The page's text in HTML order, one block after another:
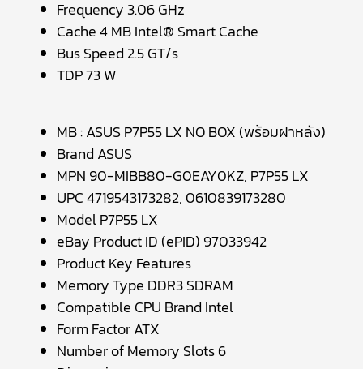
Frequency 3.06 GHz
Cache 4 MB Intel® Smart Cache
Bus Speed 2.5 GT/s
TDP 73 W
MB : ASUS P7P55 LX NO BOX (พร้อมฝาหลัง)
Brand ASUS
MPN 90-MIBB80-G0EAY0KZ, P7P55 LX
UPC 4719543173282, 0610839173280
Model P7P55 LX
eBay Product ID (ePID) 97033942
Product Key Features
Memory Type DDR3 SDRAM
Compatible CPU Brand Intel
Form Factor ATX
Number of Memory Slots 6